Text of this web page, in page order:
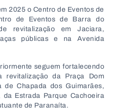
2025 o Centro de Eventos de
de Eventos de Barra do
revitalização em Jaciara,
públicas e na Avenida
seguem fortalecendo
revitalização da Praça Dom
deChapada dos Guimarães,
Estrada Parque Cachoeira
de Paranaíta.